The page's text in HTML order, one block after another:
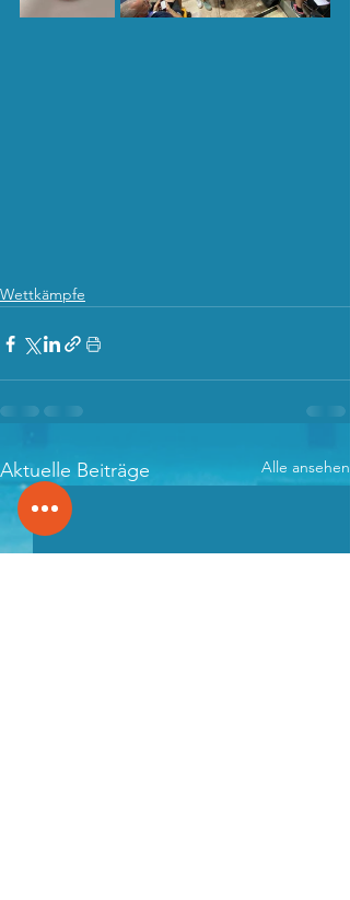
Wettkämpfe
Aktuelle Beiträge Alle ansehen